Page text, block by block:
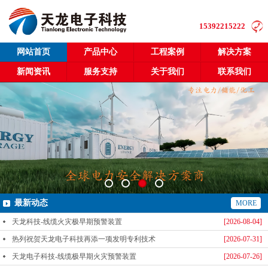
15392215222
网站首页 产品中心 工程案例 解决方案
新闻资讯 服务支持 关于我们 联系我们
最新动态 MORE
[2026-08-04]
天龙科技-线缆火灾极早期预警装置
[2026-07-31]
热列祝贺天龙电子科技再添一项发明专利技术
[2026-07-26]
天龙电子科技-线缆极早期火灾预警装置